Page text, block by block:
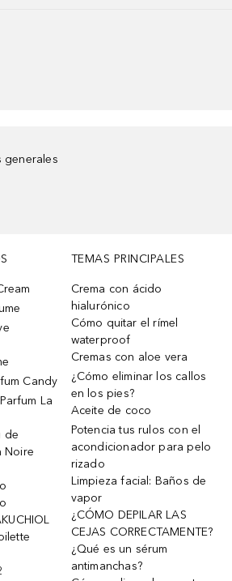
generales
Candy
La
de
Noire
TEMAS PRINCIPALES
Crema con ácido
hialurónico
Cómo quitar el rímel
waterproof
Cremas con aloe vera
¿Cómo eliminar los callos
en los pies?
Aceite de coco
Potencia tus rulos con el
acondicionador para pelo
rizado
Limpieza facial: Baños de
vapor
¿CÓMO DEPILAR LAS
CEJAS CORRECTAMENTE?
¿Qué es un sérum
antimanchas?